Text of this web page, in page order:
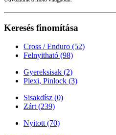
Keresés finomítása
Cross / Enduro (52)
Felnyitható (98)
Gyereksisak (2)
Plexi, Pinlock (3)
Sisakdísz (0)
Zárt (239)
Nyitott (70)